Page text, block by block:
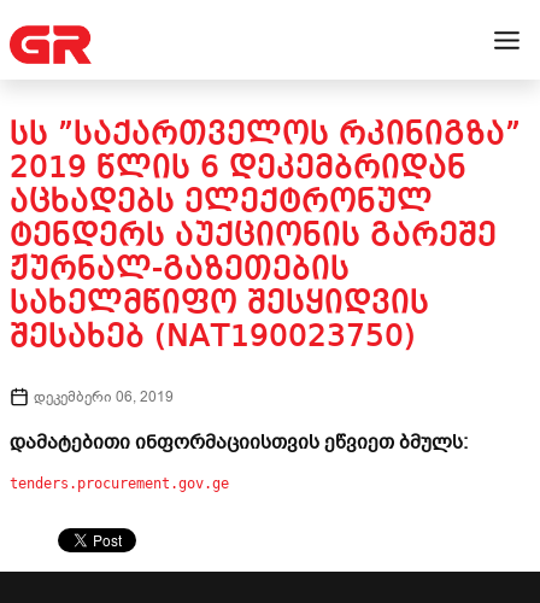
ᲡᲡ ”ᲡᲐᲥᲐᲠᲗᲕᲔᲚᲝᲡ ᲠᲙᲘᲜᲘᲒᲖᲐ”
2019 ᲬᲚᲘᲡ 6 ᲓᲔᲙᲔᲛᲑᲠᲘᲓᲐᲜ
ᲐᲪᲮᲐᲓᲔᲑᲡ ᲔᲚᲔᲥᲢᲠᲝᲜᲣᲚ
ᲢᲔᲜᲓᲔᲠᲡ ᲐᲣᲥᲪᲘᲝᲜᲘᲡ ᲒᲐᲠᲔᲨᲔ
ᲟᲣᲠᲜᲐᲚ-ᲒᲐᲖᲔᲗᲔᲑᲘᲡ
ᲡᲐᲮᲔᲚᲛᲬᲘᲤᲝ ᲨᲔᲡᲧᲘᲓᲕᲘᲡ
ᲨᲔᲡᲐᲮᲔᲑ (NAT190023750)
დეკემბერი 06, 2019
დამატებითი ინფორმაციისთვის ეწვიეთ ბმულს:
tenders.procurement.gov.ge